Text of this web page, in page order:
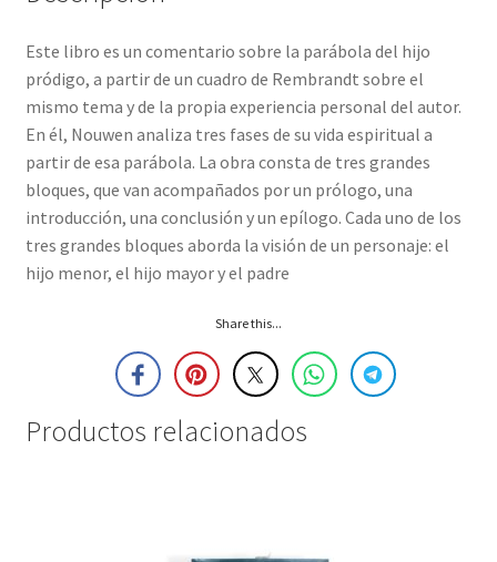
Este libro es un comentario sobre la parábola del hijo
pródigo, a partir de un cuadro de Rembrandt sobre el
mismo tema y de la propia experiencia personal del autor.
En él, Nouwen analiza tres fases de su vida espiritual a
partir de esa parábola. La obra consta de tres grandes
bloques, que van acompañados por un prólogo, una
introducción, una conclusión y un epílogo. Cada uno de los
tres grandes bloques aborda la visión de un personaje: el
hijo menor, el hijo mayor y el padre
Share this...
Productos relacionados